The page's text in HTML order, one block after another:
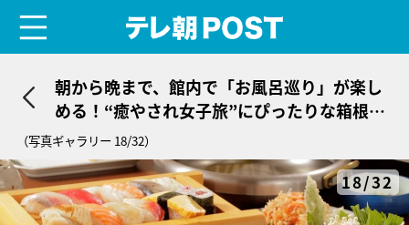
朝から晩まで、館内で「お風呂巡り」が楽し
める！“癒やされ女子旅”にぴったりな箱根の
湯宿
（写真ギャラリー 18/32）
18/32